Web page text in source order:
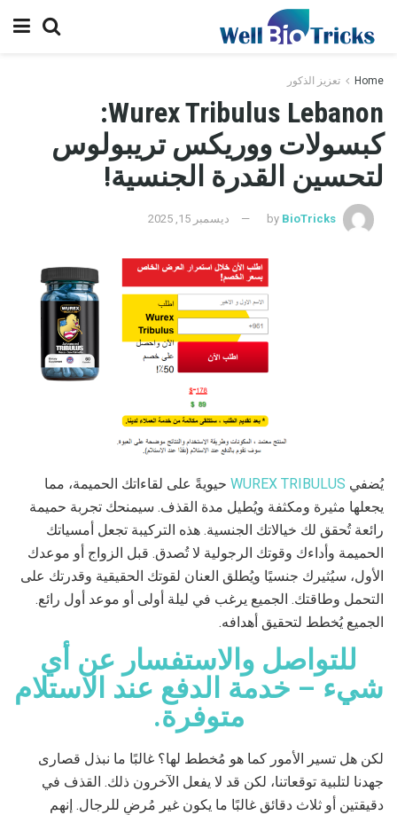
Home تعزيز الذكور
Wurex Tribulus Lebanon:
كبسولات ووريكس تريبولوس
لتحسين القدرة الجنسية!
by BioTricks ديسمبر 15, 2025
يُضفي WUREX TRIBULUS حيويةً على لقاءاتك الحميمة، مما
يجعلها مثيرة ومكثفة ويُطيل مدة القذف. سيمنحك تجربة حميمة
رائعة تُحقق لك خيالاتك الجنسية. هذه التركيبة تجعل أمسياتك
الحميمة وأداءك وقوتك الرجولية لا تُصدق. قبل الزواج أو موعدك
الأول، سيُثيرك جنسيًا ويُطلق العنان لقوتك الحقيقية وقدرتك على
التحمل وطاقتك. الجميع يرغب في ليلة أولى أو موعد أول رائع.
الجميع يُخطط لتحقيق أهدافه.
للتواصل والاستفسار عن أي
شيء – خدمة الدفع عند الاستلام
متوفرة.
لكن هل تسير الأمور كما هو مُخطط لها؟ غالبًا ما نبذل قصارى
جهدنا لتلبية توقعاتنا، لكن قد لا يفعل الآخرون ذلك. القذف في
دقيقتين أو ثلاث دقائق غالبًا ما يكون غير مُرضٍ للرجال. إنهم